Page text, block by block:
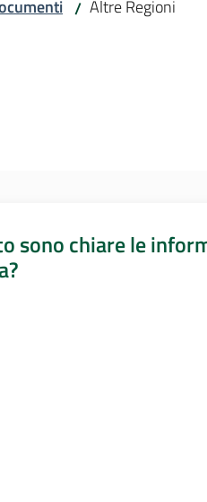
/ Altre Regioni
sono chiare le